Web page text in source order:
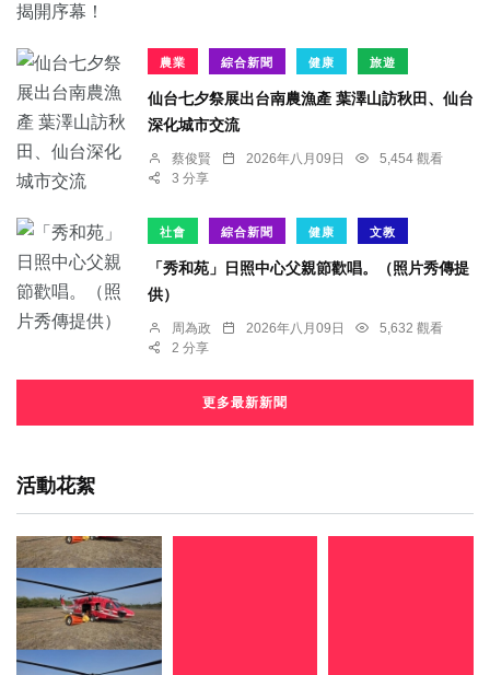
農業 綜合新聞 健康 旅遊
仙台七夕祭展出台南農漁產 葉澤山訪秋田、仙台
深化城市交流
蔡俊賢 2026年八月09日
5,454 觀看
3 分享
社會 綜合新聞 健康 文教
「秀和苑」日照中心父親節歡唱。（照片秀傳提
供）
周為政 2026年八月09日
5,632 觀看
2 分享
更多最新新聞
活動花絮